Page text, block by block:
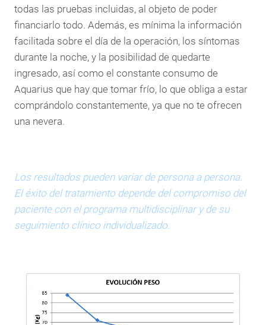
todas las pruebas incluidas, al objeto de poder
financiarlo todo. Además, es mínima la información
facilitada sobre el día de la operación, los síntomas
durante la noche, y la posibilidad de quedarte
ingresado, así como el constante consumo de
Aquarius que hay que tomar frío, lo que obliga a estar
comprándolo constantemente, ya que no te ofrecen
una nevera.
Los resultados pueden variar de persona a persona.
El éxito del tratamiento depende del compromiso del
paciente con el programa multidisciplinar y de su
seguimiento clínico individualizado.